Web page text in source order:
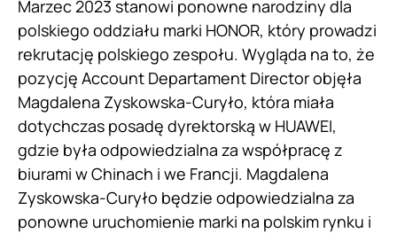
Marzec 2023 stanowi ponowne narodziny dla
polskiego oddziału marki HONOR, który prowadzi
rekrutację polskiego zespołu. Wygląda na to, że
pozycję Account Departament Director objęła
Magdalena Zyskowska-Curyło, która miała
dotychczas posadę dyrektorską w HUAWEI,
gdzie była odpowiedzialna za współpracę z
biurami w Chinach i we Francji. Magdalena
Zyskowska-Curyło będzie odpowiedzialna za
ponowne uruchomienie marki na polskim rynku i